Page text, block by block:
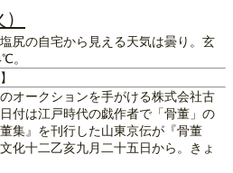
尻の自宅から見える天気は曇り。玄
。
オークションを手がける株式会社古
付は江戸時代の戯作者で「骨董」の
集』を刊行した山東京伝が『骨董
化十二乙亥九月二十五日から。きょ